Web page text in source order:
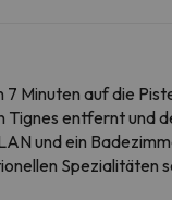
Minuten auf die
entfernt und
und ein
Spezialitäten